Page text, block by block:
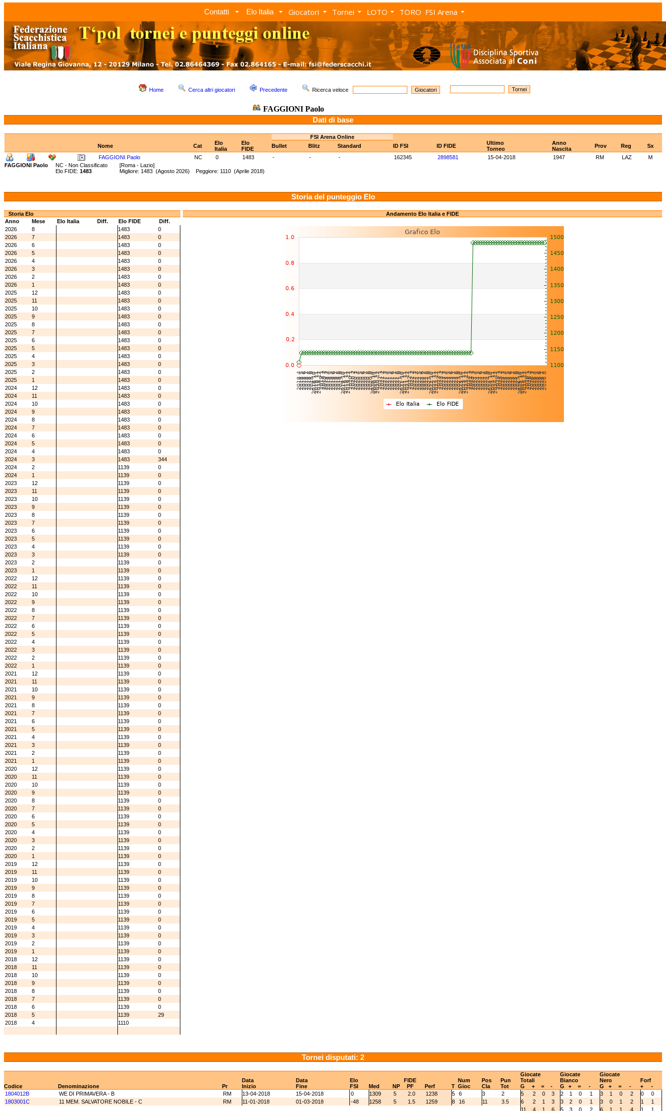
Contatti Elo Italia Giocatori Tornei LOTO TORO FSI Arena
Home Cerca altri giocatori Precedente Ricerca veloce
FAGGIONI Paolo
Dati di base
FSI Arena Online
Nome
Cat
Elo
Italia
Elo
FIDE
Bullet Blitz Standard ID FSI ID FIDE
Ultimo
Torneo
Anno
Nascita
Prov Reg
Sx
FAGGIONI Paolo
NC 0 1483 - - - 162345 2898581 15-04-2018 1947 RM LAZ
M
FAGGIONI Paolo
NC - Non Classificato [Roma - Lazio]
Elo FIDE: 1483 Migliore: 1483 (Agosto 2026) Peggiore: 1110 (Aprile 2018)
Storia del punteggio Elo
Storia Elo
Anno
Mese Elo Italia Diff. Elo FIDE
Diff.
2026
8 1483
0
2026
7 1483
0
2026
6 1483
0
2026
5 1483
0
2026
4 1483
0
2026
3 1483
0
2026
2 1483
0
2026
1 1483
0
2025
12 1483
0
2025
11 1483
0
2025
10 1483
0
2025
9 1483
0
2025
8 1483
0
2025
7 1483
0
2025
6 1483
0
2025
5 1483
0
2025
4 1483
0
2025
3 1483
0
2025
2 1483
0
2025
1 1483
0
2024
12 1483
0
2024
11 1483
0
2024
10 1483
0
2024
9 1483
0
2024
8 1483
0
2024
7 1483
0
2024
6 1483
0
2024
5 1483
0
2024
4 1483
0
2024
3 1483
344
2024
2 1139
0
2024
1 1139
0
2023
12 1139
0
2023
11 1139
0
2023
10 1139
0
2023
9 1139
0
2023
8 1139
0
2023
7 1139
0
2023
6 1139
0
2023
5 1139
0
2023
4 1139
0
2023
3 1139
0
2023
2 1139
0
2023
1 1139
0
2022
12 1139
0
2022
11 1139
0
2022
10 1139
0
2022
9 1139
0
2022
8 1139
0
2022
7 1139
0
2022
6 1139
0
2022
5 1139
0
2022
4 1139
0
2022
3 1139
0
2022
2 1139
0
2022
1 1139
0
2021
12 1139
0
2021
11 1139
0
2021
10 1139
0
2021
9 1139
0
2021
8 1139
0
2021
7 1139
0
2021
6 1139
0
2021
5 1139
0
2021
4 1139
0
2021
3 1139
0
2021
2 1139
0
2021
1 1139
0
2020
12 1139
0
2020
11 1139
0
2020
10 1139
0
2020
9 1139
0
2020
8 1139
0
2020
7 1139
0
2020
6 1139
0
2020
5 1139
0
2020
4 1139
0
2020
3 1139
0
2020
2 1139
0
2020
1 1139
0
2019
12 1139
0
2019
11 1139
0
2019
10 1139
0
2019
9 1139
0
2019
8 1139
0
2019
7 1139
0
2019
6 1139
0
2019
5 1139
0
2019
4 1139
0
2019
3 1139
0
2019
2 1139
0
2019
1 1139
0
2018
12 1139
0
2018
11 1139
0
2018
10 1139
0
2018
9 1139
0
2018
8 1139
0
2018
7 1139
0
2018
6 1139
0
2018
5 1139
29
2018
4 1110
Andamento Elo Italia e FIDE
Tornei disputati: 2
Data Data Elo FIDE Num Pos Pun
Giocate
Totali
Giocate
Bianco
Giocate
Nero
Forf
Codice
Denominazione Pr Inizio Fine FSI Med NP PF Perf T Gioc Cla Tot G + = - G + = - G + = - +
-
1804012B
WE DI PRIMAVERA - B RM 13-04-2018 15-04-2018 0 1309 5 2.0 1238 5 6 3 2 5 2 0 3 2 1 0 1 3 1 0 2 0
0
1803001C
11 MEM. SALVATORE NOBILE - C RM 11-01-2018 01-03-2018 -48 1258 5 1.5 1259 8 16 11 3.5 6 2 1 3 3 2 0 1 3 0 1 2 1
1
11
4 1 6 5 3 0 2 6 1 1 4 1 1